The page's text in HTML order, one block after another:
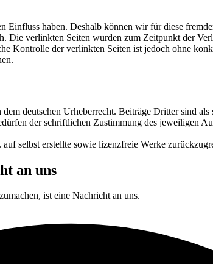
haben. Deshalb können wir für diese
Die verlinkten Seiten wurden zum Zeitpunkt der
Kontrolle der verlinkten Seiten ist jedoch ohne
deutschen Urheberrecht. Beiträge Dritter sind
der schriftlichen Zustimmung des jeweiligen
selbst erstellte sowie lizenzfreie Werke
an uns
ist eine Nachricht an uns.